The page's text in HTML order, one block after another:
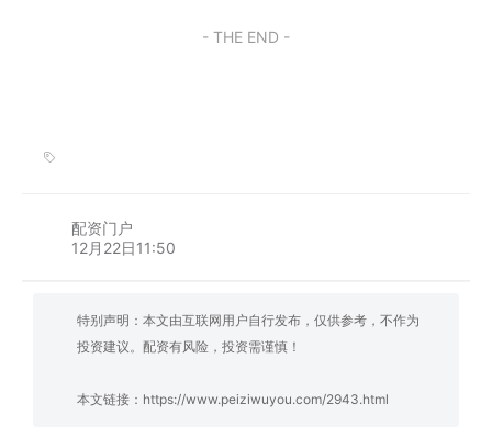
- THE END -
配资门户
12月22日11:50
特别声明：本文由互联网用户自行发布，仅供参考，不作为
投资建议。配资有风险，投资需谨慎！
本文链接： https://www.peiziwuyou.com/2943.html